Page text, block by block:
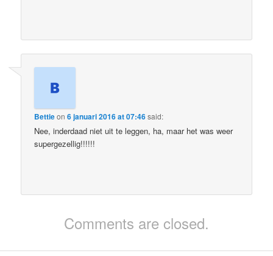
Bettieon6 januari 2016 at 07:46said:
Nee, inderdaad niet uit te leggen, ha, maar het was weer
supergezellig!!!!!!
Comments are closed.